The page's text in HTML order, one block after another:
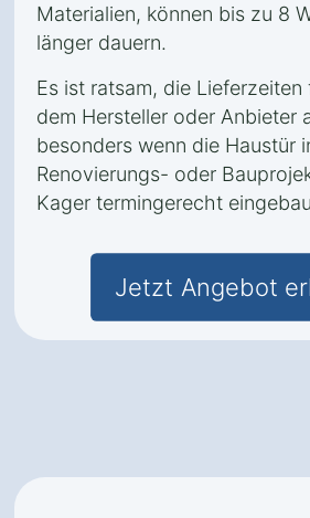
Materialien, können bis zu 8
länger dauern.
Es ist ratsam, die
dem Hersteller oder Anbieter
besonders wenn die Haustür
Renovierungs- oder
Kager termingerecht
Jetzt Angebot